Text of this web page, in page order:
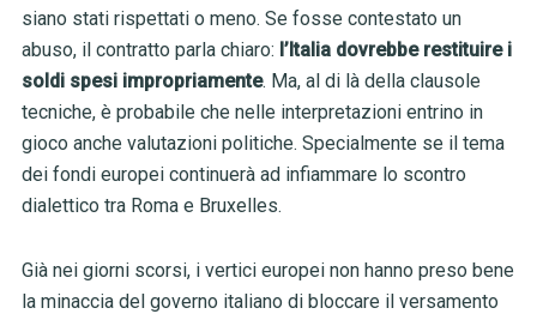
siano stati rispettati o meno. Se fosse contestato un
abuso, il contratto parla chiaro: l’Italia dovrebbe restituire i
soldi spesi impropriamente. Ma, al di là della clausole
tecniche, è probabile che nelle interpretazioni entrino in
gioco anche valutazioni politiche. Specialmente se il tema
dei fondi europei continuerà ad infiammare lo scontro
dialettico tra Roma e Bruxelles.
Già nei giorni scorsi, i vertici europei non hanno preso bene
la minaccia del governo italiano di bloccare il versamento